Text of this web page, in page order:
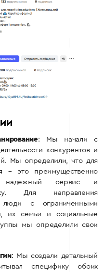
: Мы начали с
конкурентов и
Мы определили, что для
– это преимущественно
надежный сервис и
Для направления
с ограниченными
их семьи и социальные
мы определили свои
: Мы создали детальный
специфику обоих